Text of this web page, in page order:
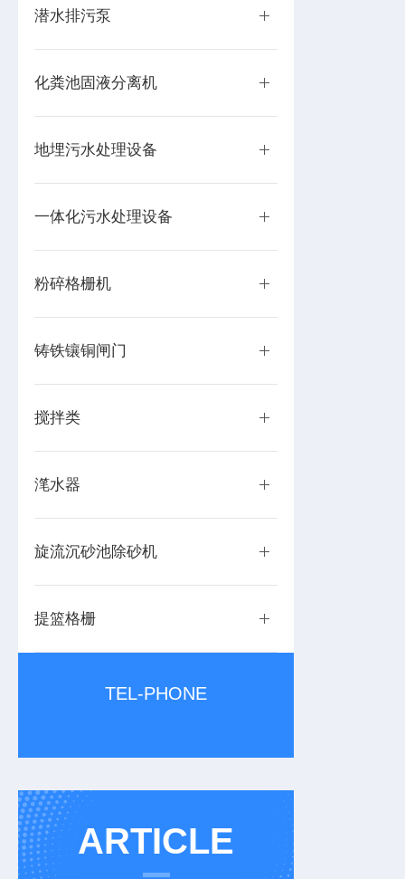
潜水排污泵
化粪池固液分离机
地埋污水处理设备
一体化污水处理设备
粉碎格栅机
铸铁镶铜闸门
搅拌类
滗水器
旋流沉砂池除砂机
提篮格栅
TEL-PHONE
ARTICLE